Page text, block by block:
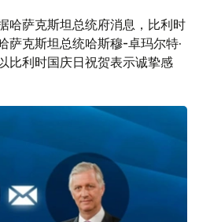
哈萨克斯坦总统府消息，比利时
萨克斯坦总统哈斯穆-卓玛尔特·
比利时国庆日祝贺表示诚挚感